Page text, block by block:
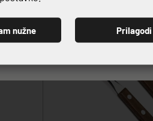
PRIJAVI SE
nužne Prilagodi